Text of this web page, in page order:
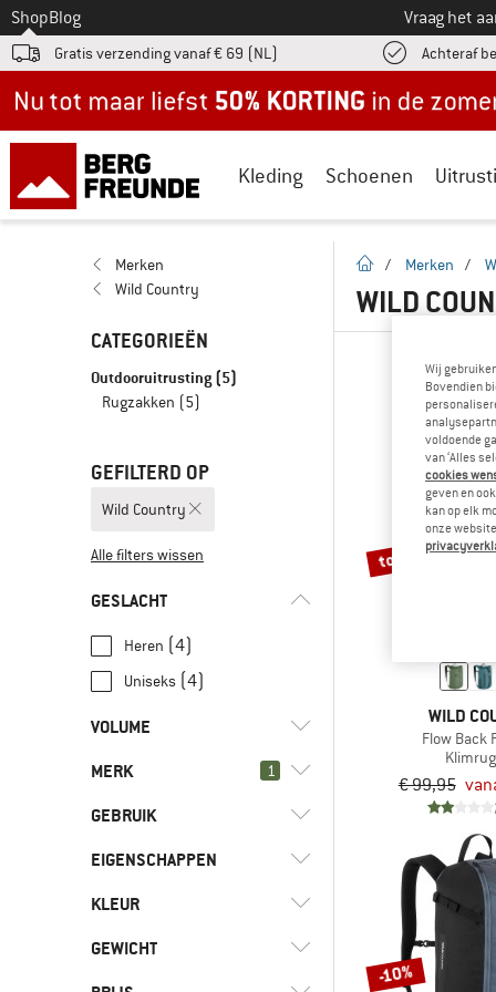
Naar
ShopBlog Vraag het
Gratis verzending vanaf € 69 (NL) Achteraf
Kleding Schoenen
Merken
Wild Country
CATEGORIEËN
Outdooruitrusting (5)
Rugzakken (5)
GEFILTERD OP
Wild Country
Alle filters wissen
GESLACHT
Heren (4)
Uniseks (4)
VOLUME
16 - 29
30 - 44
MERK 1
Wild Country
GEBRUIK
Dagelijks leven
Indoor klimmen
EIGENSCHAPPEN
Laptopvak
KLEUR
GEWICHT
Startpagina
/ Merken /
WILD
tot -35%
WILD
Flow Back
€ 99,95
-10%
Wij
Bovendien
voldoende
van ‘Alles
cookies
geven en
kan op elk
onze